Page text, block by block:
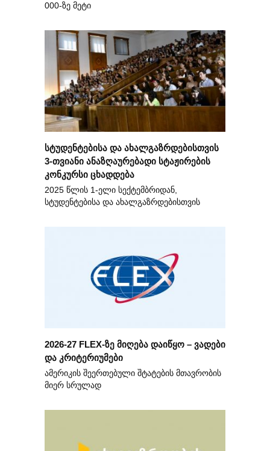
000-ზე მეტი
სტუდენტებისა და ახალგაზრდებისთვის
3-თვიანი ანაზღაურებადი სტაჟირების
კონკურსი ცხადდება
2025 წლის 1-ელი სექტემბრიდან,
სტუდენტებისა და ახალგაზრდებისთვის
2026-27 FLEX-ზე მიღება დაიწყო – ვადები
და კრიტერიუმები
ამერიკის შეერთებული შტატების მთავრობის
მიერ სრულად